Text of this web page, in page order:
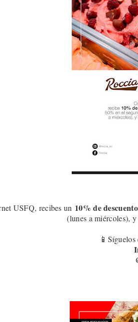
USFQ, recibes un 10% de descuento
(lunes a miércoles),
📱Síguelos